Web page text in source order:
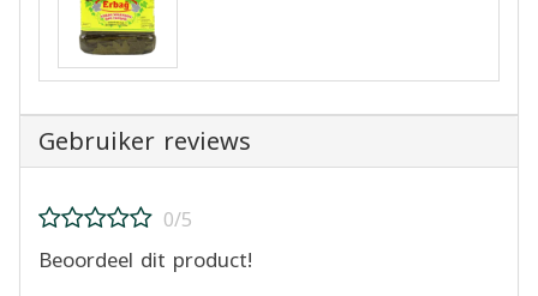
Gebruiker reviews
0/5
Beoordeel dit product!